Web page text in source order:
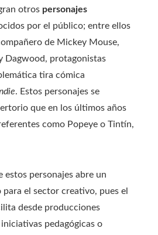
otros personajes
por el público; entre ellos
de Mickey Mouse,
Dagwood, protagonistas
tira cómica
. Estos personajes se
que en los últimos años
como Popeye o Tintín,
estos personajes abre un
el sector creativo, pues el
desde producciones
pedagógicas o